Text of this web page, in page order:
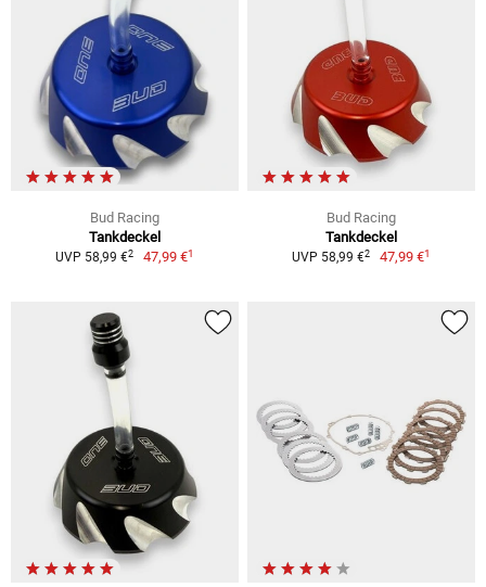
Bud Racing
Tankdeckel
UVP 58,99 €2 47,99 €1
Bud Racing
Tankdeckel
UVP 58,99 €2 47,99 €1